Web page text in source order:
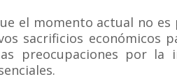
el momento actual no
sacrificios económicos
preocupaciones por la